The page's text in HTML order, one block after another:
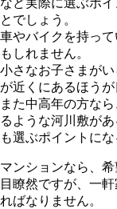
とでしょう。
車やバイクを持っ
もしれません。
小さなお子さまが
が近くにあるほうが
また中高年の方な
るような河川敷が
も選ぶポイントに
マンションなら、
目瞭然ですが、一
ればなりません。